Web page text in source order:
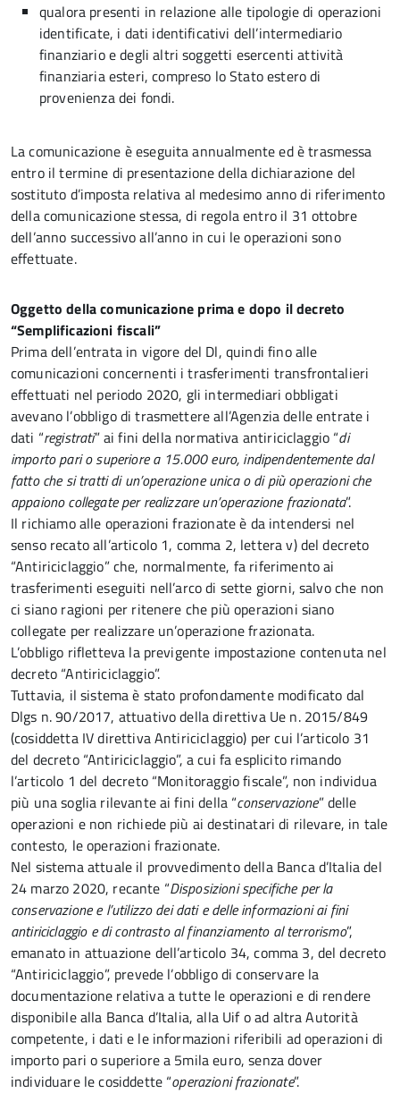
qualora presenti in relazione alle tipologie di operazioni
identificate, i dati identificativi dell’intermediario
finanziario e degli altri soggetti esercenti attività
finanziaria esteri, compreso lo Stato estero di
provenienza dei fondi.
La comunicazione è eseguita annualmente ed è trasmessa
entro il termine di presentazione della dichiarazione del
sostituto d’imposta relativa al medesimo anno di riferimento
della comunicazione stessa, di regola entro il 31 ottobre
dell’anno successivo all’anno in cui le operazioni sono
effettuate.
Oggetto della comunicazione prima e dopo il decreto
“Semplificazioni fiscali”
Prima dell’entrata in vigore del Dl, quindi fino alle
comunicazioni concernenti i trasferimenti transfrontalieri
effettuati nel periodo 2020, gli intermediari obbligati
avevano l’obbligo di trasmettere all’Agenzia delle entrate i
dati “registrati” ai fini della normativa antiriciclaggio “di
importo pari o superiore a 15.000 euro, indipendentemente dal
fatto che si tratti di un’operazione unica o di più operazioni che
appaiono collegate per realizzare un’operazione frazionata”.
Il richiamo alle operazioni frazionate è da intendersi nel
senso recato all’articolo 1, comma 2, lettera v) del decreto
“Antiriciclaggio” che, normalmente, fa riferimento ai
trasferimenti eseguiti nell’arco di sette giorni, salvo che non
ci siano ragioni per ritenere che più operazioni siano
collegate per realizzare un’operazione frazionata.
L’obbligo rifletteva la previgente impostazione contenuta nel
decreto “Antiriciclaggio”.
Tuttavia, il sistema è stato profondamente modificato dal
Dlgs n. 90/2017, attuativo della direttiva Ue n. 2015/849
(cosiddetta IV direttiva Antiriciclaggio) per cui l’articolo 31
del decreto “Antiriciclaggio”, a cui fa esplicito rimando
l’articolo 1 del decreto “Monitoraggio fiscale”, non individua
più una soglia rilevante ai fini della “conservazione” delle
operazioni e non richiede più ai destinatari di rilevare, in tale
contesto, le operazioni frazionate.
Nel sistema attuale il provvedimento della Banca d’Italia del
24 marzo 2020, recante “Disposizioni specifiche per la
conservazione e l’utilizzo dei dati e delle informazioni ai fini
antiriciclaggio e di contrasto al finanziamento al terrorismo”,
emanato in attuazione dell’articolo 34, comma 3, del decreto
“Antiriciclaggio”, prevede l’obbligo di conservare la
documentazione relativa a tutte le operazioni e di rendere
disponibile alla Banca d’Italia, alla Uif o ad altra Autorità
competente, i dati e le informazioni riferibili ad operazioni di
importo pari o superiore a 5mila euro, senza dover
individuare le cosiddette “operazioni frazionate”.